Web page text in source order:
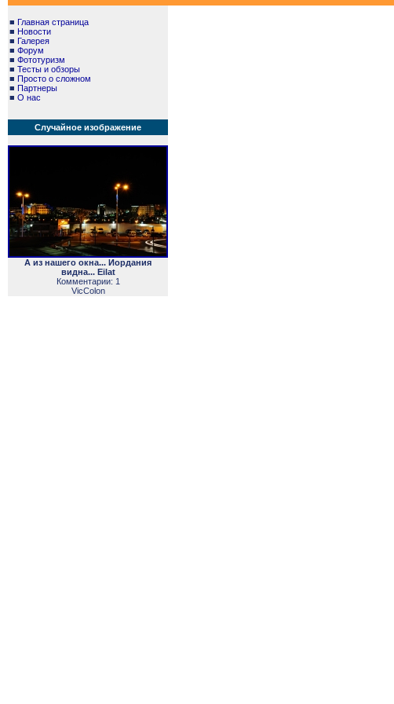
■ Главная страница
■ Новости
■ Галерея
■ Форум
■ Фототуризм
■ Тесты и обзоры
■ Просто о сложном
■ Партнеры
■ О нас
Случайное изображение
А из нашего окна... Иордания
видна... Eilat
Комментарии: 1
VicColon